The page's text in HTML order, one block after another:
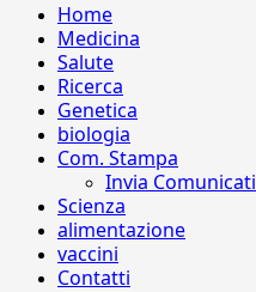
Home
Medicina
Salute
Ricerca
Genetica
biologia
Com. Stampa
Invia Comunicati
Scienza
alimentazione
vaccini
Contatti